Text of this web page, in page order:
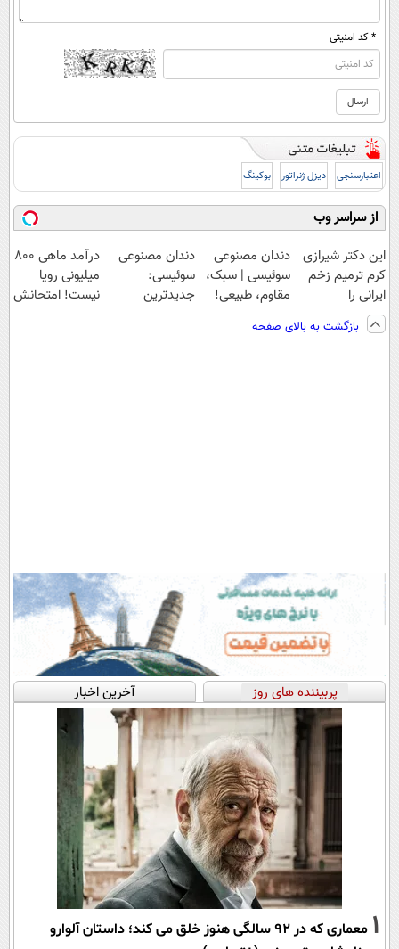
* کد امنیتی
اعتبارسنجی دیزل ژنراتور بوکینگ
از سراسر وب
این دکتر شیرازی
کرم ترمیم زخم
ایرانی را
ساخت!!!
دندان مصنوعی
سوئیسی | سبک،
مقاوم، طبیعی!
رایگان+پرداخت
دندان مصنوعی
سوئیسی:
جدیدترین
درآمد ماهی 800
میلیونی رویا
نیست! امتحانش
بازگشت به بالای صفحه
پربیننده های روز آخرین اخبار
1
معماری که در 92 سالگی هنوز خلق می کند؛ داستان آلوارو